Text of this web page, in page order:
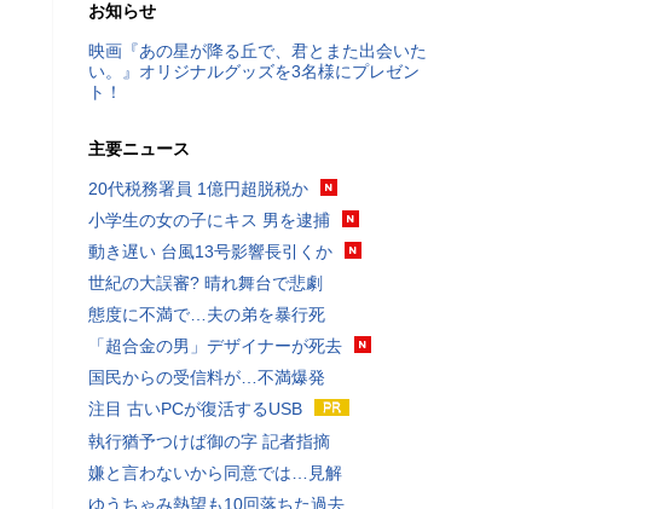
お知らせ
映画『あの星が降る丘で、君とまた出会いた
い。』オリジナルグッズを3名様にプレゼン
ト！
主要ニュース
20代税務署員 1億円超脱税か
小学生の女の子にキス 男を逮捕
動き遅い 台風13号影響長引くか
世紀の大誤審? 晴れ舞台で悲劇
態度に不満で…夫の弟を暴行死
「超合金の男」デザイナーが死去
国民からの受信料が…不満爆発
注目 古いPCが復活するUSB
執行猶予つけば御の字 記者指摘
嫌と言わないから同意では…見解
ゆうちゃみ熱望も10回落ちた過去